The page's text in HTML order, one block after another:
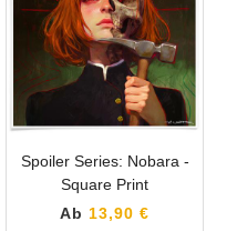
Spoiler Series: Nobara -
Square Print
Ab 13,90 €